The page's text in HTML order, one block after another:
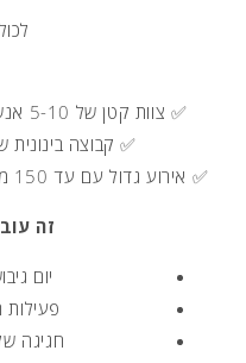
✅ צוות קטן של 5-10 אנשים שרוצה זמן איכות שקט וכיפי
✅ קבוצה בינונית של עד 30
✅ אירוע גדול עם עד 150 משתתפים – אנחנו מגיעים עם הכל
זה
יום
חגיגה